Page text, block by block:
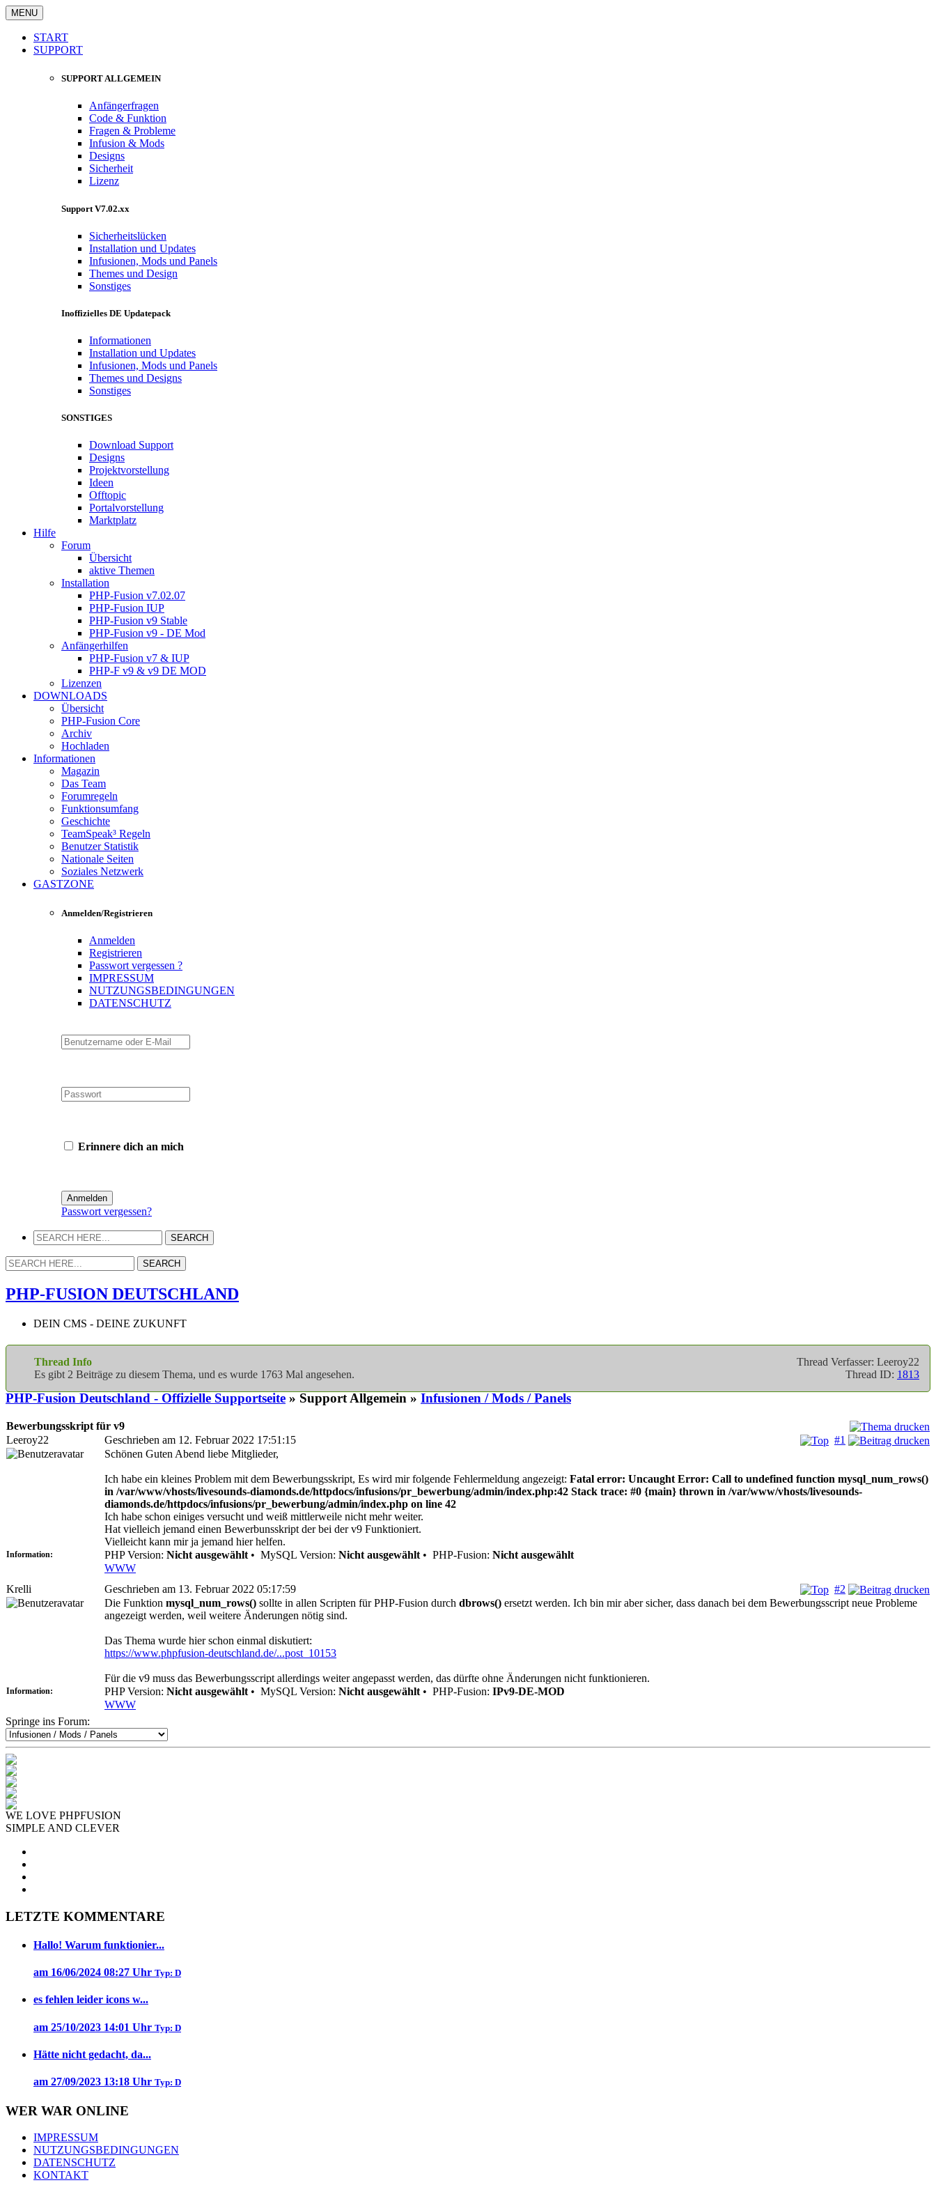
MENU
START
SUPPORT
SUPPORT ALLGEMEIN
Anfängerfragen
Code & Funktion
Fragen & Probleme
Infusion & Mods
Designs
Sicherheit
Lizenz
Support V7.02.xx
Sicherheitslücken
Installation und Updates
Infusionen, Mods und Panels
Themes und Design
Sonstiges
Inoffizielles DE Updatepack
Informationen
Installation und Updates
Infusionen, Mods und Panels
Themes und Designs
Sonstiges
SONSTIGES
Download Support
Designs
Projektvorstellung
Ideen
Offtopic
Portalvorstellung
Marktplatz
Hilfe
Forum
Übersicht
aktive Themen
Installation
PHP-Fusion v7.02.07
PHP-Fusion IUP
PHP-Fusion v9 Stable
PHP-Fusion v9 - DE Mod
Anfängerhilfen
PHP-Fusion v7 & IUP
PHP-F v9 & v9 DE MOD
Lizenzen
DOWNLOADS
Übersicht
PHP-Fusion Core
Archiv
Hochladen
Informationen
Magazin
Das Team
Forumregeln
Funktionsumfang
Geschichte
TeamSpeak³ Regeln
Benutzer Statistik
Nationale Seiten
Soziales Netzwerk
GASTZONE
Anmelden/Registrieren
Anmelden
Registrieren
Passwort vergessen ?
IMPRESSUM
NUTZUNGSBEDINGUNGEN
DATENSCHUTZ
Erinnere dich an mich
Passwort vergessen?
PHP-FUSION DEUTSCHLAND
DEIN CMS - DEINE ZUKUNFT
Thread Verfasser: Leeroy22
Thread ID: 1813
Thread Info
Es gibt 2 Beiträge zu diesem Thema, und es wurde 1763 Mal angesehen.
PHP-Fusion Deutschland - Offizielle Supportseite » Support Allgemein » Infusionen / Mods / Panels
Bewerbungsskript für v9
Leeroy22
#1
Geschrieben am 12. Februar 2022 17:51:15
Schönen Guten Abend liebe Mitglieder,
Ich habe ein kleines Problem mit dem Bewerbungsskript, Es wird mir folgende Fehlermeldung angezeigt: Fatal error: Uncaught Error: Call to undefined function mysql_num_rows()
in /var/www/vhosts/livesounds-diamonds.de/httpdocs/infusions/pr_bewerbung/admin/index.php:42 Stack trace: #0 {main} thrown in /var/www/vhosts/livesounds-
diamonds.de/httpdocs/infusions/pr_bewerbung/admin/index.php on line 42
Ich habe schon einiges versucht und weiß mittlerweile nicht mehr weiter.
Hat vielleich jemand einen Bewerbunsskript der bei der v9 Funktioniert.
Vielleicht kann mir ja jemand hier helfen.
Information: PHP Version: Nicht ausgewählt • MySQL Version: Nicht ausgewählt • PHP-Fusion: Nicht ausgewählt
WWW
Krelli
#2
Geschrieben am 13. Februar 2022 05:17:59
Die Funktion mysql_num_rows() sollte in allen Scripten für PHP-Fusion durch dbrows() ersetzt werden. Ich bin mir aber sicher, dass danach bei dem Bewerbungsscript neue Probleme
angezeigt werden, weil weitere Änderungen nötig sind.
Das Thema wurde hier schon einmal diskutiert:
https://www.phpfusion-deutschland.de/...post_10153
Für die v9 muss das Bewerbungsscript allerdings weiter angepasst werden, das dürfte ohne Änderungen nicht funktionieren.
Information: PHP Version: Nicht ausgewählt • MySQL Version: Nicht ausgewählt • PHP-Fusion: IPv9-DE-MOD
WWW
Springe ins Forum:
WE LOVE PHPFUSION
SIMPLE AND CLEVER
LETZTE KOMMENTARE
Hallo! Warum funktionier...
am 16/06/2024 08:27 Uhr Typ: D
es fehlen leider icons w...
am 25/10/2023 14:01 Uhr Typ: D
Hätte nicht gedacht, da...
am 27/09/2023 13:18 Uhr Typ: D
WER WAR ONLINE
IMPRESSUM
NUTZUNGSBEDINGUNGEN
DATENSCHUTZ
KONTAKT